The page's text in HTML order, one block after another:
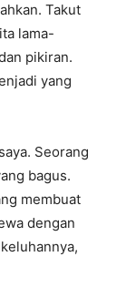
Takut
lama-
pikiran.
yang
Seorang
bagus.
membuat
dengan